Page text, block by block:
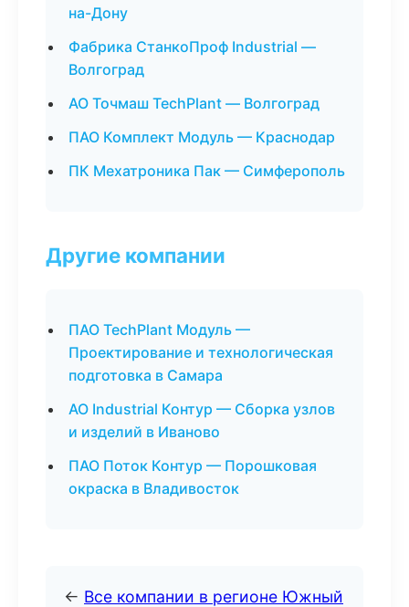
на-Дону
Фабрика СтанкоПроф Industrial —
Волгоград
АО Точмаш TechPlant — Волгоград
ПАО Комплект Модуль — Краснодар
ПК Мехатроника Пак — Симферополь
Другие компании
ПАО TechPlant Модуль —
Проектирование и технологическая
подготовка в Самара
АО Industrial Контур — Сборка узлов
и изделий в Иваново
ПАО Поток Контур — Порошковая
окраска в Владивосток
← Все компании в регионе Южный